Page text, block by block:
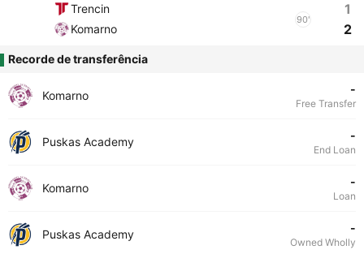
Trencin
Komarno
90'
1
2
Recorde de transferência
Komarno -
Free Transfer
Puskas Academy -
End Loan
Komarno -
Loan
Puskas Academy -
Owned Wholly